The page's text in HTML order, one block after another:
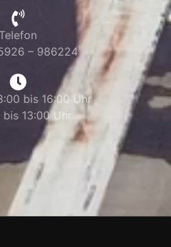
Telefon
– 986224
bis 16:00 Uhr
bis 13:00 Uhr